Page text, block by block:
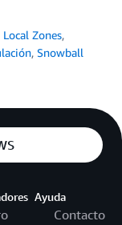
Local Zones,
, Snowball
Ayuda
Contacto